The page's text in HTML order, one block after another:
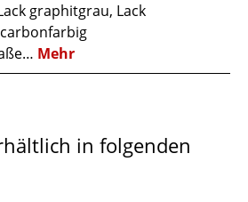
graphitgrau, Lack
Mehr
in folgenden